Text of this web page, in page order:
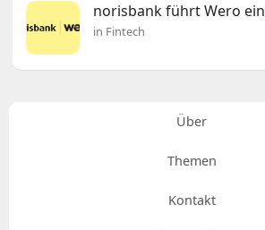
norisbank führt Wero ein
in Fintech
Über
Themen
Kontakt